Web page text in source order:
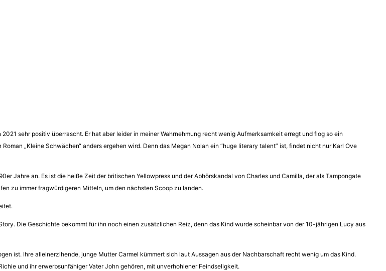
sehr positiv überrascht. Er hat aber leider in meiner Wahrnehmung recht wenig Aufmerksamkeit erregt und flog so ein
„Kleine Schwächen“ anders ergehen wird. Denn das Megan Nolan ein “huge literary talent” ist, findet nicht nur Karl Ove
Jahre an. Es ist die heiße Zeit der britischen Yellowpress und der Abhörskandal von Charles und Camilla, der als Tampongate
zu immer fragwürdigeren Mitteln, um den nächsten Scoop zu landen.
Die Geschichte bekommt für ihn noch einen zusätzlichen Reiz, denn das Kind wurde scheinbar von der 10-jährigen Lucy aus
ist. Ihre alleinerzihende, junge Mutter Carmel kümmert sich laut Aussagen aus der Nachbarschaft recht wenig um das Kind.
und ihr erwerbsunfähiger Vater John gehören, mit unverhohlener Feindseligkeit.